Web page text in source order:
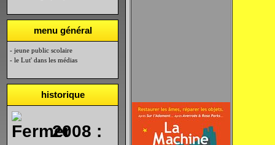
menu général
- jeune public scolaire
- le Lut' dans les médias
historique
2008 :